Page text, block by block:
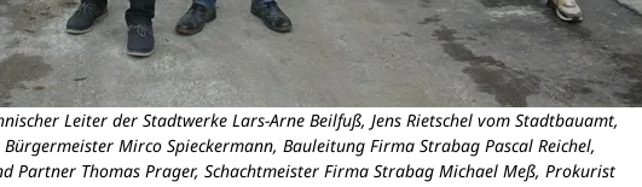
Leiter der Stadtwerke Lars-Arne Beilfuß, Jens Rietschel vom Stadtbauamt,
Mirco Spieckermann, Bauleitung Firma Strabag Pascal Reichel,
Partner Thomas Prager, Schachtmeister Firma Strabag Michael Meß, Prokurist